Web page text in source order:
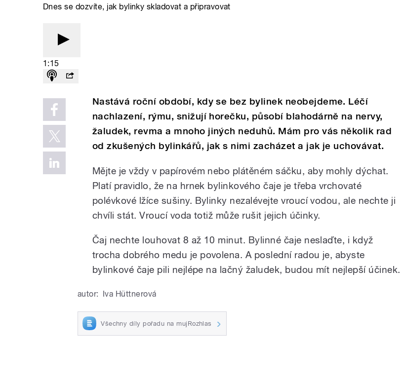
Dnes se dozvíte, jak bylinky skladovat a připravovat
1:15
Nastává roční období, kdy se bez bylinek neobejdeme. Léčí
nachlazení, rýmu, snižují horečku, působí blahodárně na nervy,
žaludek, revma a mnoho jiných neduhů. Mám pro vás několik rad
od zkušených bylinkářů, jak s nimi zacházet a jak je uchovávat.
Mějte je vždy v papírovém nebo plátěném sáčku, aby mohly dýchat.
Platí pravidlo, že na hrnek bylinkového čaje je třeba vrchovaté
polévkové lžíce sušiny. Bylinky nezalévejte vroucí vodou, ale nechte ji
chvíli stát. Vroucí voda totiž může rušit jejich účinky.
Čaj nechte louhovat 8 až 10 minut. Bylinné čaje neslaďte, i když
trocha dobrého medu je povolena. A poslední radou je, abyste
bylinkové čaje pili nejlépe na lačný žaludek, budou mít nejlepší účinek.
autor: Iva Hüttnerová
Všechny díly pořadu na mujRozhlas